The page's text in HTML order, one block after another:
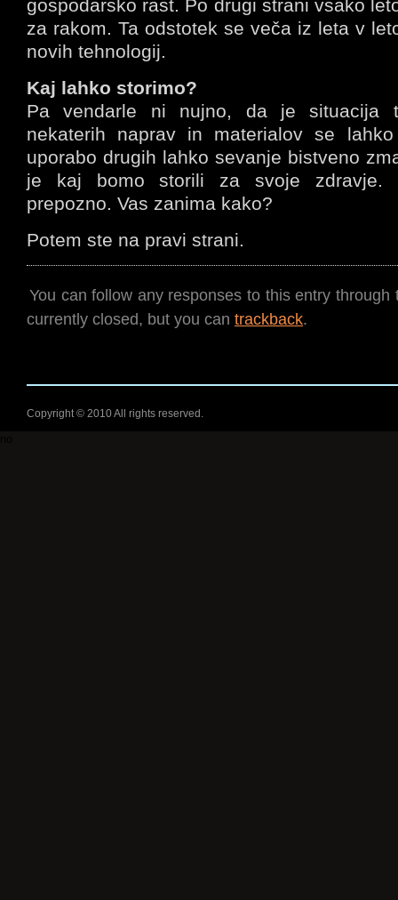
gospodarsko rast. Po drugi strani vsako
za rakom. Ta odstotek se veča iz leta v
novih tehnologij.
Kaj lahko storimo?
Pa vendarle ni nujno, da je situacija
nekaterih naprav in materialov se
uporabo drugih lahko sevanje bistveno
je kaj bomo storili za svoje zdravje.
prepozno. Vas zanima kako?
Potem ste na pravi strani.
You can follow any responses to this entry
currently closed, but you can trackback.
Copyright © 2010 All rights reserved.